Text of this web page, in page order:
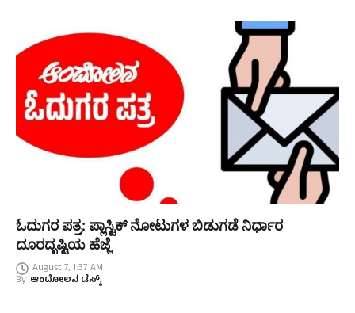
ಓದುಗರ ಪತ್ರ: ಪ್ಲಾಸ್ಟಿಕ್ ನೋಟುಗಳ ಬಿಡುಗಡೆ ನಿರ್ಧಾರ
ದೂರದೃಷ್ಟಿಯ ಹೆಜ್ಜೆ
August 7, 1:37 AM
By ಆಂದೋಲನ ಡೆಸ್ಕ್